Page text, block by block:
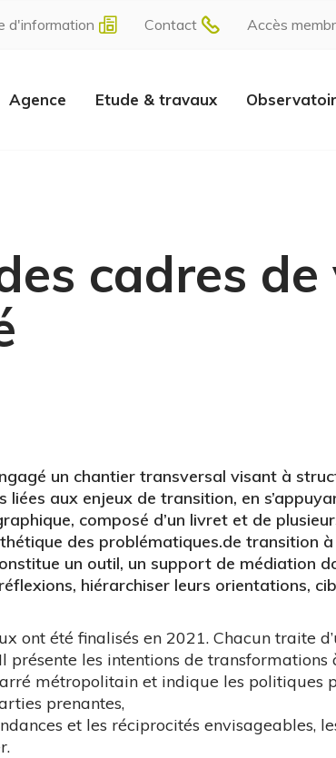
d'information Contact Accès
Agence Etude & travaux
cadres de
un chantier transversal visant à
liées aux enjeux de transition, en
composé d’un livret et de
des problématiques.de transition à
un outil, un support de médiation
hiérarchiser leurs orientations,
ont été finalisés en 2021. Chacun traite
présente les intentions de transformations
métropolitain et indique les politiques
prenantes,
et les réciprocités envisageables,